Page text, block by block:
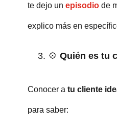
te dejo un episodiode
explico más en
💠 Quién es tu
Conocer a tu cliente
para saber: